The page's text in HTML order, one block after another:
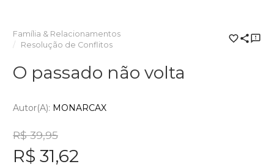
Família & Relacionamentos
Resolução de Conflitos
O passado não volta
Autor(a): MONARCAX
R$ 39,95
R$ 31,62